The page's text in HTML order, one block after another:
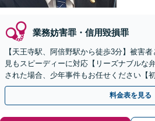
業務妨害罪・信用毀損罪
【天王寺駅、阿倍野駅から徒歩3分】被害
見もスピーディーに対応【リーズナブルな
された場合、少年事件もお任せください【
可】最後まであなたをサポートします
料金表を見る